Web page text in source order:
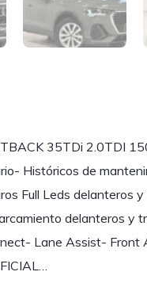
35TDi 2.0TDI
Históricos de
Full Leds delanteros
delanteros y
Lane Assist-